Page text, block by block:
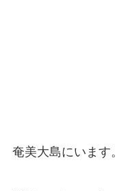
奄美大島にいます。